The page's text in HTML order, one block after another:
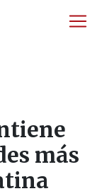
más